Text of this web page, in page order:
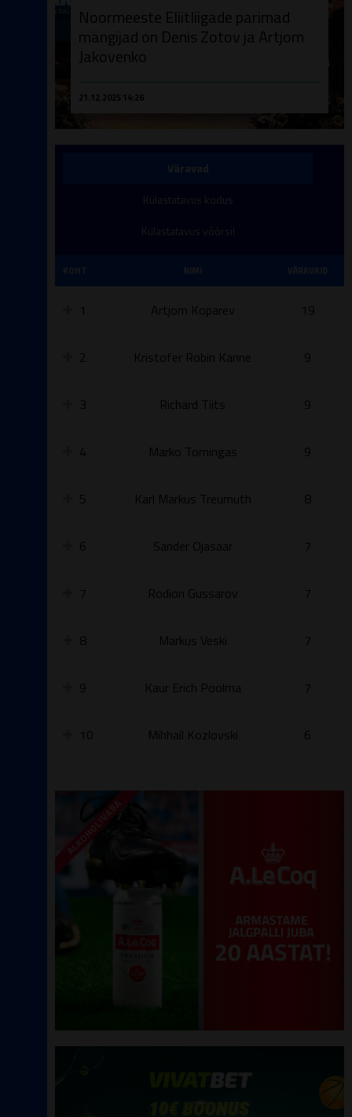
Noormeeste Eliitliigade parimad
mängijad on Denis Zotov ja Artjom
Jakovenko
21.12.2025 14:26
Väravad
Külastatavus kodus
Külastatavus võõrsil
KOHT NIMI VÄRAVAID
1 Artjom Koparev 19
2 Kristofer Robin Kanne 9
3 Richard Tiits 9
4 Marko Tomingas 9
5 Karl Markus Treumuth 8
6 Sander Ojasaar 7
7 Rodion Gussarov 7
8 Markus Veski 7
9 Kaur Erich Poolma 7
10 Mihhail Kozlovski 6